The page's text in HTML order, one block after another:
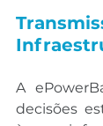
A
decisões